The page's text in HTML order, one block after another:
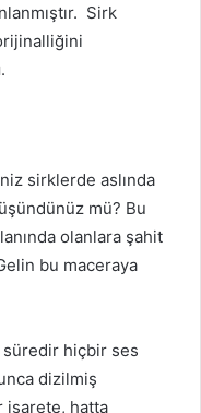
Sirk
.
sirklerde aslında
mü? Bu
olanlara şahit
bu maceraya
süredir hiçbir ses
dizilmiş
işarete, hatta